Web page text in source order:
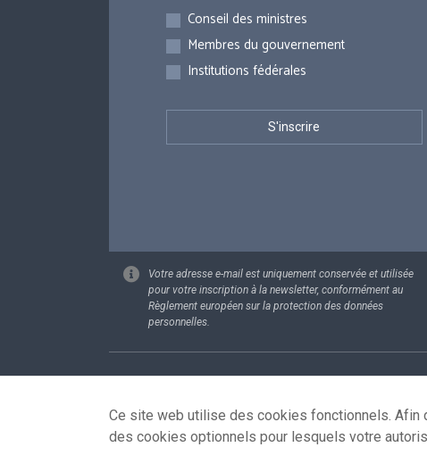
Inscriptions
Conseil des ministres
Membres du gouvernement
Institutions fédérales
Votre adresse e-mail est uniquement conservée et utilisée
pour votre inscription à la newsletter, conformément au
Règlement européen sur la protection des données
personnelles.
Ce site web utilise des cookies fonctionnels.
des cookies optionnels pour lesquels votre